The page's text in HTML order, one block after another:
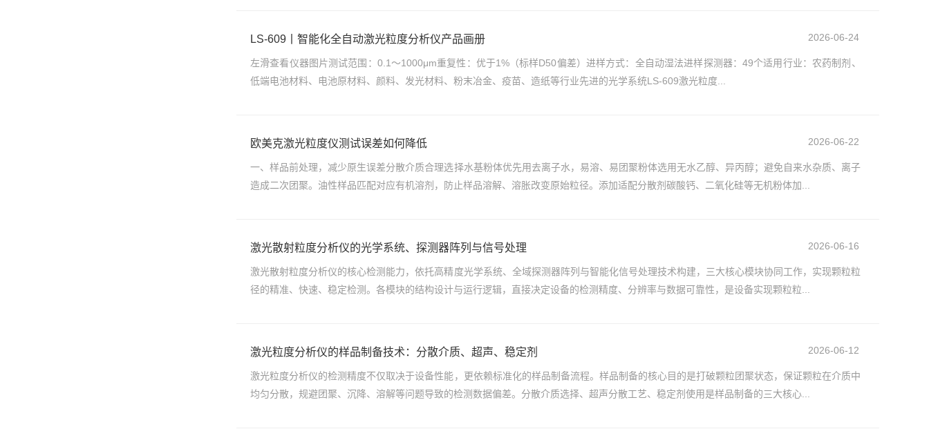
LS-609丨智能化全自动激光粒度分析仪产品画册
左滑查看仪器图片测试范围：0.1～1000μm重复性：优于1%（标样D50偏差）进样方式：全自动湿法进样探测器：49个适用行业：农药制剂、
低端电池材料、电池原材料、颜料、发光材料、粉末冶金、疫苗、造纸等行业先进的光学系统LS-609激光粒度...
2026-06-24
欧美克激光粒度仪测试误差如何降低
一、样品前处理，减少原生误差分散介质合理选择水基粉体优先用去离子水，易溶、易团聚粉体选用无水乙醇、异丙醇；避免自来水杂质、离子
造成二次团聚。油性样品匹配对应有机溶剂，防止样品溶解、溶胀改变原始粒径。添加适配分散剂碳酸钙、二氧化硅等无机粉体加...
2026-06-22
激光散射粒度分析仪的光学系统、探测器阵列与信号处理
激光散射粒度分析仪的核心检测能力，依托高精度光学系统、全域探测器阵列与智能化信号处理技术构建，三大核心模块协同工作，实现颗粒粒
径的精准、快速、稳定检测。各模块的结构设计与运行逻辑，直接决定设备的检测精度、分辨率与数据可靠性，是设备实现颗粒粒...
2026-06-16
激光粒度分析仪的样品制备技术：分散介质、超声、稳定剂
激光粒度分析仪的检测精度不仅取决于设备性能，更依赖标准化的样品制备流程。样品制备的核心目的是打破颗粒团聚状态，保证颗粒在介质中
均匀分散，规避团聚、沉降、溶解等问题导致的检测数据偏差。分散介质选择、超声分散工艺、稳定剂使用是样品制备的三大核心...
2026-06-12